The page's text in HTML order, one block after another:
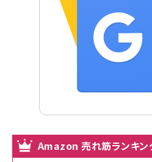
Amazon 売れ筋ランキン